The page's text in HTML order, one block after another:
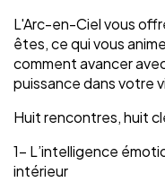
L'Arc-en-Ciel vous
êtes, ce qui vous
comment avancer
puissance dans votre
Huit rencontres, huit
1- L’intelligence
intérieur